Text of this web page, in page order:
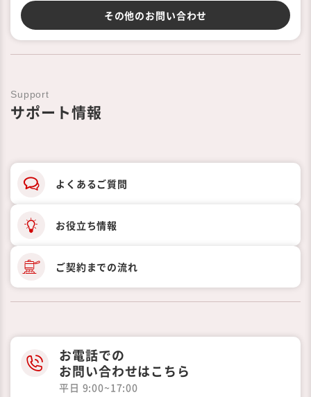
その他のお問い合わせ
Support
サポート情報
よくあるご質問
お役立ち情報
ご契約までの流れ
お電話での
お問い合わせはこちら
平日 9:00~17:00